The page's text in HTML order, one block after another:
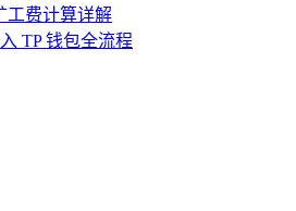
工费计算详解
TP 钱包全流程